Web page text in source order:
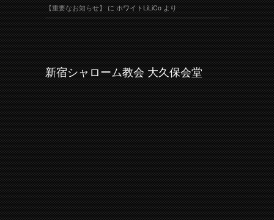
【重要なお知らせ】にホワイトLiLiCoより
新宿シャローム教会 大久保会堂